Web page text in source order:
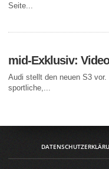
Seite...
mid-Exklusiv:
Audi stellt den neuen S3
sportliche,...